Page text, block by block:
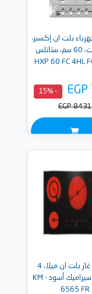
بلت ان إكسبر،
4 شعلات، 60 سم، ستانلس
- 15%
EGP 8431
مسطح غاز بلت ان ميلا، 4
شعلات، سيراميك أسود - KM
6565 FR